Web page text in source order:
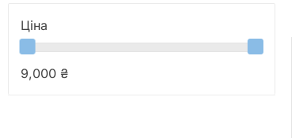
Ціна
9,000 ₴